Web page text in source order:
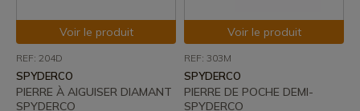
Voir le produit
REF: 204D
SPYDERCO
PIERRE À AIGUISER DIAMANT
SPYDERCO
Voir le produit
REF: 303M
SPYDERCO
PIERRE DE POCHE DEMI-
SPYDERCO